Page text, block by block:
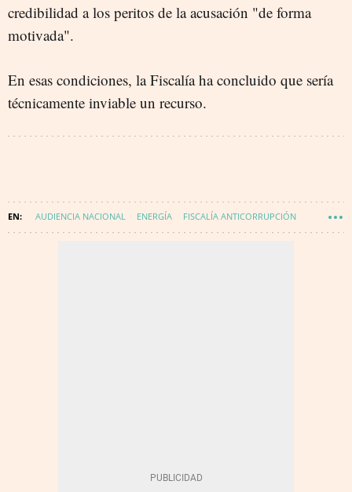
credibilidad a los peritos de la acusación "de forma
motivada".
En esas condiciones, la Fiscalía ha concluido que sería
técnicamente inviable un recurso.
AUDIENCIA NACIONAL ENERGÍA FISCALÍA ANTICORRUPCIÓN